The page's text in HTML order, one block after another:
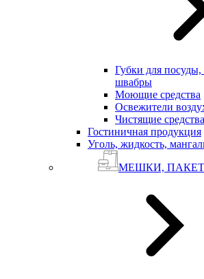
Губки для
швабры
Моющие средства
Освежители
Чистящие средства
Гостиничная продукция
Уголь, жидкость,
МЕШКИ,